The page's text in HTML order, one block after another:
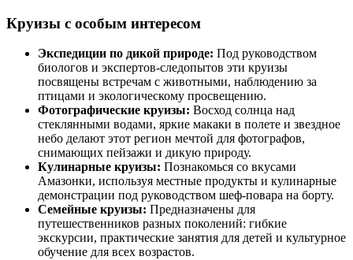
Круизы с особым интересом
Экспедиции по дикой природе: Под руководством
биологов и экспертов-следопытов эти круизы
посвящены встречам с животными, наблюдению за
птицами и экологическому просвещению.
Фотографические круизы: Восход солнца над
стеклянными водами, яркие макаки в полете и звездное
небо делают этот регион мечтой для фотографов,
снимающих пейзажи и дикую природу.
Кулинарные круизы: Познакомься со вкусами
Амазонки, используя местные продукты и кулинарные
демонстрации под руководством шеф-повара на борту.
Семейные круизы: Предназначены для
путешественников разных поколений: гибкие
экскурсии, практические занятия для детей и культурное
обучение для всех возрастов.